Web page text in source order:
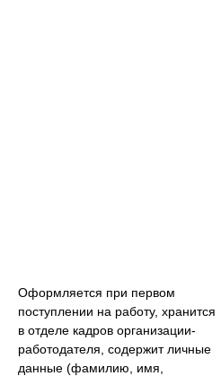
Оформляется при первом
поступлении на работу, хранится
в отделе кадров организации-
работодателя, содержит личные
данные (фамилию, имя,